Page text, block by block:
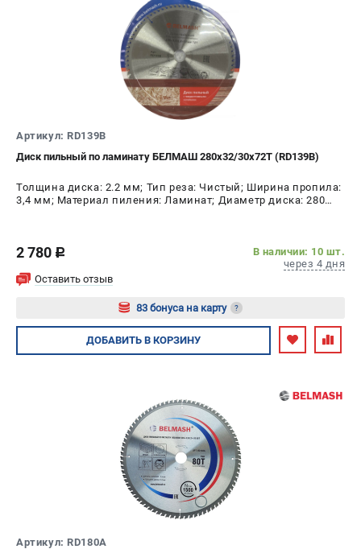
Комбинированные станки
Ленточнопильные станки
Сверлильные станки
Циркулярные станки
Шлифовальные станки
ДОПОЛНИТЕЛЬНОЕ ОБОРУДОВАНИЕ
Патроны и переходники
Полотна пильные по дереву
Прижимные устройства
Рольганги-роликовые опоры
Цанги и зажимы
Характеристики токарных станков
Все о влажности древесины
ТЕЛЕФОН (САНКТ-ПЕТЕРБУРГ)
+7 (812) 317-66-20
Информация размещённая на сайте не является публичной
Артикул: RD139B
Диск пильный по ламинату БЕЛМАШ 280x32/30x72T (RD139В)
Толщина диска: 2.2 мм; Тип реза: Чистый; Ширина пропила:
3,4 мм; Материал пиления: Ламинат; Диаметр диска: 280
2 780 c
В наличии: 10 шт.
через 4 дня
Оставить отзыв
83 бонуса на карту ?
Авторизуйтесь
ДОБАВИТЬ В КОРЗИНУ
Артикул: RD180A